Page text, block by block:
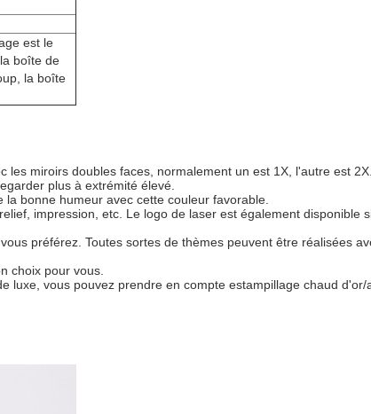
est le
boîte de
la boîte
miroirs doubles faces, normalement un est 1X, l'autre est
plus à extrémité élevé.
bonne humeur avec cette couleur favorable.
impression, etc. Le logo de laser est également disponible
préférez. Toutes sortes de thèmes peuvent être réalisées
choix pour vous.
luxe, vous pouvez prendre en compte estampillage chaud d'or/